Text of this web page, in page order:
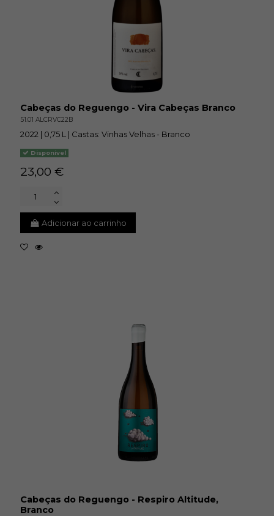
Cabeças do Reguengo - Vira Cabeças Branco
51.01 ALCRVC22B
2022 | 0,75 L | Castas: Vinhas Velhas - Branco
Disponivel
23,00 €
Adicionar ao carrinho
Cabeças do Reguengo - Respiro Altitude,
Branco